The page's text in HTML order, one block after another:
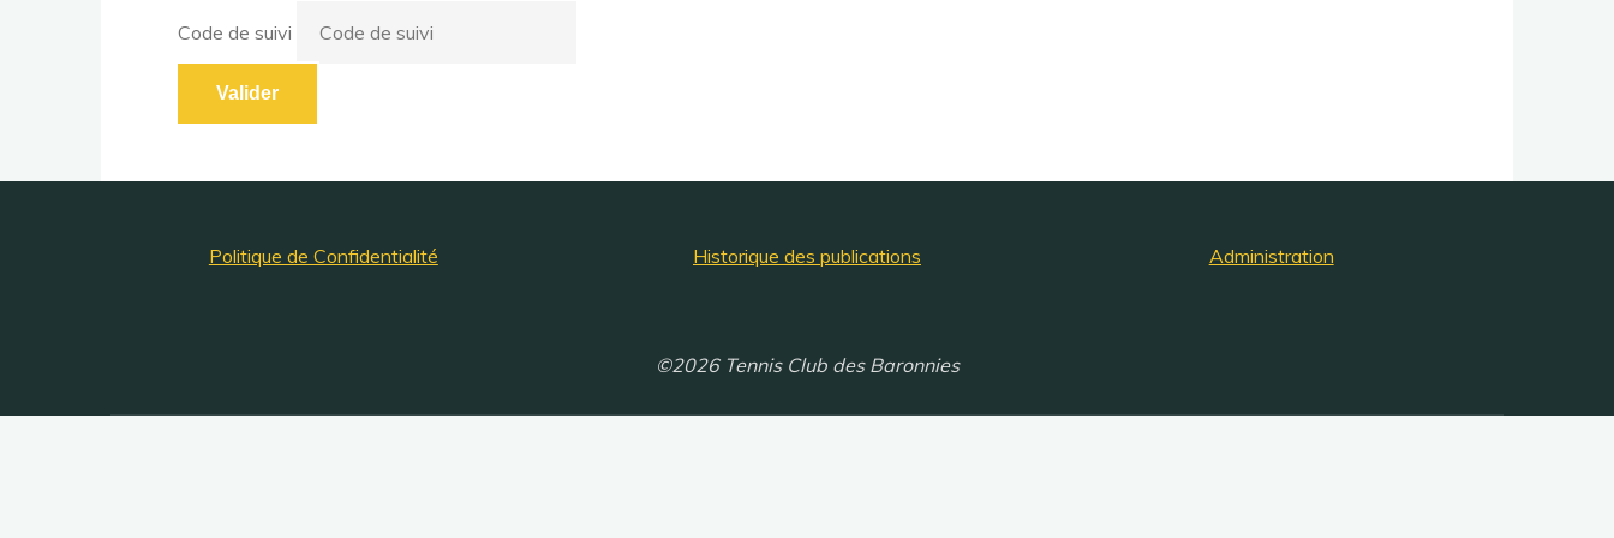
Code de suivi
Valider
Politique de Confidentialité Historique des publications Administration
©2026 Tennis Club des Baronnies